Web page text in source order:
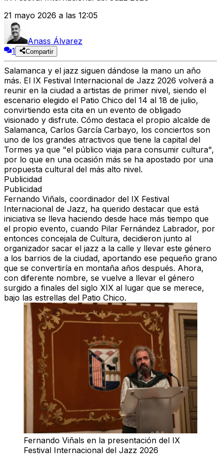
21 mayo 2026 a las 12:05
Anass Álvarez
1
Compartir
Salamanca y el jazz siguen dándose la mano un año
más. El IX Festival Internacional de Jazz 2026 volverá a
reunir en la ciudad a artistas de primer nivel, siendo el
escenario elegido el Patio Chico del 14 al 18 de julio,
convirtiendo esta cita en un evento de obligado
visionado y disfrute. Cómo destaca el propio alcalde de
Salamanca, Carlos García Carbayo, los conciertos son
uno de los grandes atractivos que tiene la capital del
Tormes ya que "el público viaja para consumir cultura",
por lo que en una ocasión más se ha apostado por una
propuesta cultural del más alto nivel.
Publicidad
Publicidad
Fernando Viñals, coordinador del IX Festival
Internacional de Jazz, ha querido destacar que está
iniciativa se lleva haciendo desde hace más tiempo que
el propio evento, cuando Pilar Fernández Labrador, por
entonces concejala de Cultura, decidieron junto al
organizador sacar el jazz a la calle y llevar este género
a los barrios de la ciudad, aportando ese pequeño grano
que se convertiría en montaña años después. Ahora,
con diferente nombre, se vuelve a llevar el género
surgido a finales del siglo XIX al lugar que se merece,
bajo las estrellas del Patio Chico.
Fernando Viñals en la presentación del IX
Festival Internacional del Jazz 2026